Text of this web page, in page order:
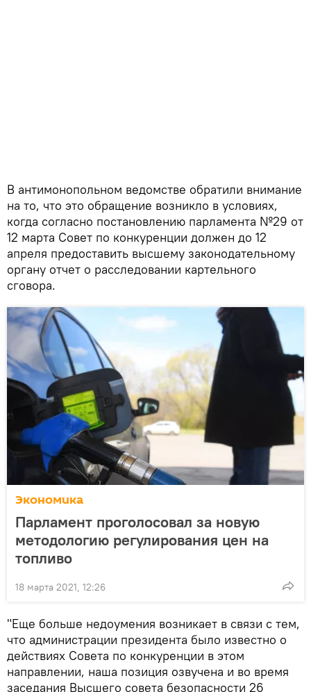
В антимонопольном ведомстве обратили внимание
на то, что это обращение возникло в условиях,
когда согласно постановлению парламента №29 от
12 марта Совет по конкуренции должен до 12
апреля предоставить высшему законодательному
органу отчет о расследовании картельного
сговора.
Экономика
Парламент проголосовал за новую
методологию регулирования цен на
топливо
18 марта 2021, 12:26
"Еще больше недоумения возникает в связи с тем,
что администрации президента было известно о
действиях Совета по конкуренции в этом
направлении, наша позиция озвучена и во время
заседания Высшего совета безопасности 26